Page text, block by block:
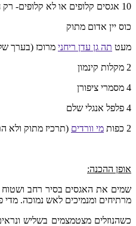
10 אגסים קלופים או לא קלופים- רק חצויים למי שמתעצל לקלף
כוס יין אדום מתוק
מעט תה גן עדן ריחני מרוכז (בערך
2 מקלות קינמון
4 מסמרי ציפורן
4 פלפל אנגלי שלם
2 כפות
מי וורדים (תרכיז מתוק ולא
אופן ההכנה:
שמים את האגסים בסיר רחב ושטוח
מרתיחים ומנמיכים לאש נמוכה.
כשהנוזלים מצטמצמים בשליש